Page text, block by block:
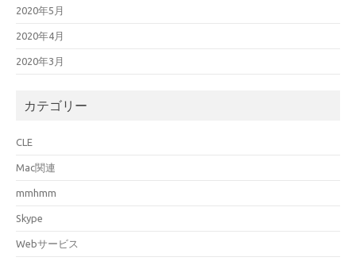
2020年5月
2020年4月
2020年3月
カテゴリー
CLE
Mac関連
mmhmm
Skype
Webサービス